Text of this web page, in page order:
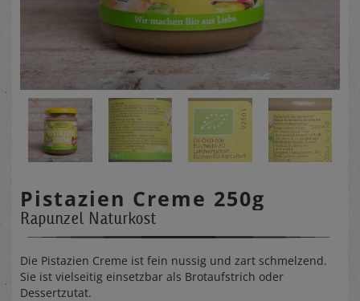
Pistazien Creme 250g
Rapunzel Naturkost
Die Pistazien Creme ist fein nussig und zart schmelzend.
Sie ist vielseitig einsetzbar als Brotaufstrich oder
Dessertzutat.